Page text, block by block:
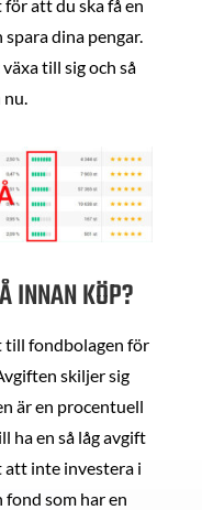
att du ska få en
dina pengar.
till sig och så
nu.
INNAN KÖP?
till fondbolagen för
skiljer sig
är en procentuell
ha en så låg avgift
att inte investera i
som har en